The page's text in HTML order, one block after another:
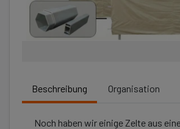
Beschreibung Organisation
Noch haben wir einige Zelte aus